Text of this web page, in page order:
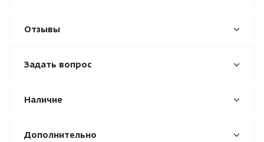
Отзывы
Задать вопрос
Наличие
Дополнительно